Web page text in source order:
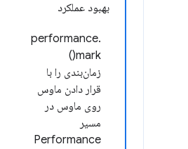
بهبود عملکرد
performance.
mark()
زمان‌بندی را با
قرار دادن ماوس
روی ماوس در
مسیر
Performance